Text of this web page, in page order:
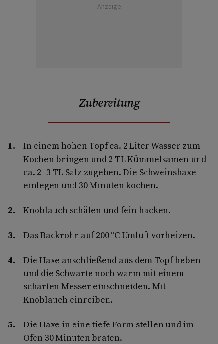
Anzeige
Zubereitung
In einem hohen Topf ca. 2 Liter Wasser zum
Kochen bringen und 2 TL Kümmelsamen und
ca. 2–3 TL Salz zugeben. Die Schweinshaxe
einlegen und 30 Minuten kochen.
Knoblauch schälen und fein hacken.
Das Backrohr auf 200 °C Umluft vorheizen.
Die Haxe anschließend aus dem Topf heben
und die Schwarte noch warm mit einem
scharfen Messer einschneiden. Mit
Knoblauch einreiben.
Die Haxe in eine tiefe Form stellen und im
Ofen 30 Minuten braten.